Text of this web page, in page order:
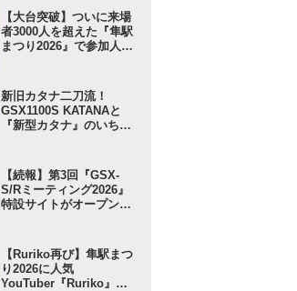
変更を受けても価格はす
え置き!? 今となっては逆
にリーズナブルかも……
【スズキのバイク！ の新
【大台突破】ついに来場
者3000人を超えた『隼駅
まつり2026』で参加人数
ク！ のイベントニュース
／隼駅まつり2026】
新旧カタナ二刀流！
GSX1100S KATANAと
『新型カタナ』のいちば
スズキ乗り突撃インタビ
ュー】
【続報】第3回『GSX-
S/Rミーティング2026』
特設サイトがオープン！
リーム」な……!? 【スズ
キのバイク！ のイベント
ニュース】
【Ruriko再び】隼駅まつ
り2026に人気
YouTuber『Ruriko』さ